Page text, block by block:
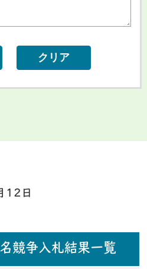
12日
競争入札結果一覧